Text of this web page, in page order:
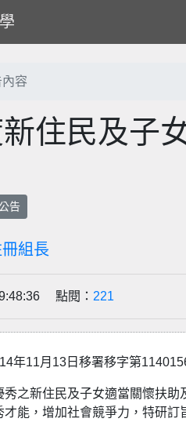
容
住民及子
告
組長
點閱： 221
年11月13日移署移字第
之新住民及子女適當關懷扶
能，增加社會競爭力，特研訂